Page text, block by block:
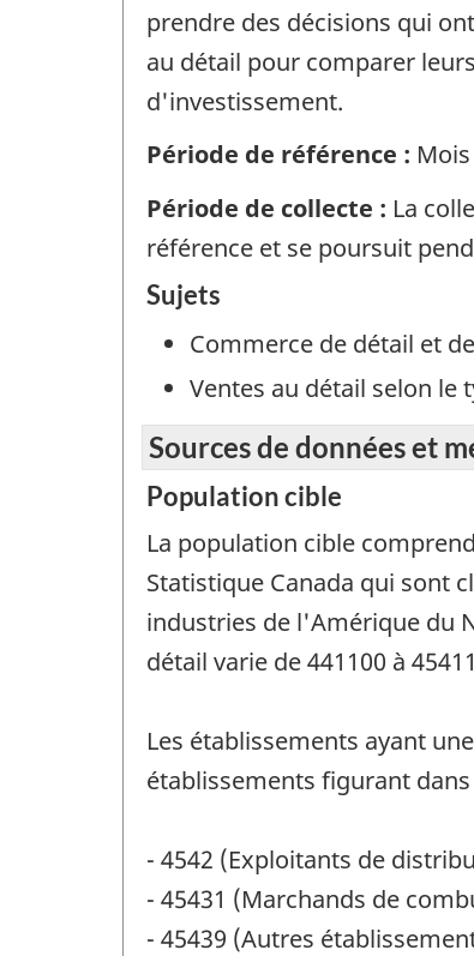
prendre des décisions qui
au détail pour comparer
d'investissement.
Période de référence : Mois
Période de collecte : La
référence et se poursuit
Sujets
Commerce de détail et
Ventes au détail selon le
Sources de données et
Population cible
La population cible
Statistique Canada qui sont
industries de l'Amérique du
détail varie de 441100 à
Les établissements ayant
établissements figurant
- 4542 (Exploitants de
- 45431 (Marchands de
- 45439 (Autres